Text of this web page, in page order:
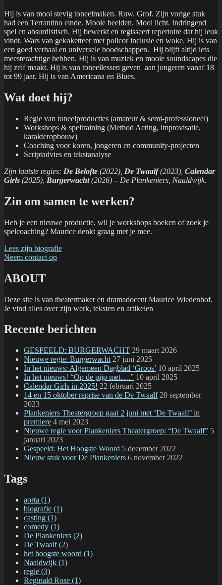
Hij is van mooi stevig toneelmaken. Ruw. Grof. Zijn vorige stuk
had een Terrantino einde. Mooie beelden. Mooi licht. Indringend
spel en absurdistisch. Hij bewerkt en regisseert repertoire dat hij leuk
vindt. Wars van gekoketteer met policor inclusie en woke. Hij is van
een goed verhaal en universele boodschappen. Hij blijft altijd iets
meesterachtige hebben. Hij is van muziek en mooie soundscapes die
hij zelf maakt. Hij is van toneellessen geven aan jongeren vanaf 18
tot 99 jaar. Hij is van Americana en Blues.
Wat doet hij?
Regie van toneelproducties (amateur & semi-professioneel)
Workshops & speltraining (Method Acting, improvisatie,
karakteropbouw)
Coaching voor koren, jongeren en community-projecten
Scriptadvies en tekstanalyse
Zijn laatste regies: De Belofte (2022), De Twaalf(2023), Calendar
Girls (2025), Burgerwacht(2026) – De Plankeniers, Naaldwijk.
Zin om samen te werken?
Heb je een nieuwe productie, wil je workshops boeken of zoek je
spelcoaching? Maurice denkt graag met je mee.
Lees zijn biografie
Neem contact op
ABOUT
Deze site is van theatermaker en dramadocent Maurice Wiedenhof.
Je vind alles over zijn werk, teksten en artikelen
Recente berichten
GESPEELD: BURGERWACHT 29 maart 2026
Nieuwe regie: Burgerwacht 27 juni 2025
In het nieuws: Algemeen Dagblad ‘Groos’ 10 april 2025
In het nieuws! “Op de pijp met….” 10 april 2025
Calendar Girls in 2025! 22 februari 2025
14 en 15 oktober reprise van de De Twaalf 20 september
2023
Plankeniers Theatergroep gaat 2 juni met ‘De Twaalf’ in
premiere 4 mei 2023
Nieuwe regie voor Plankeniers Theatergroep: “De Twaalf” 5
januari 2023
Gespeeld: Het Hoogste Woord 5 december 2022
Nieuw stuk voor De Plankeniers 6 november 2022
Tags
aorta (1)
biografie (1)
casting (1)
comedy (1)
De Plankeniers (2)
De Twaalf(2)
het hoogste woord (1)
Naaldwijk (1)
regie (3)
Reginald Rose (1)